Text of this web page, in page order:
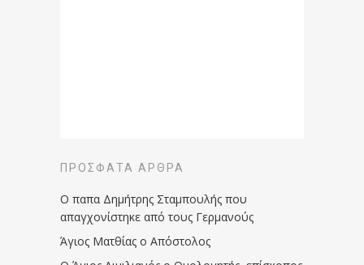
ΠΡΌΣΦΑΤΑ ΆΡΘΡΑ
Ο παπα Δημήτρης Σταμπουλής που
απαγχονίστηκε από τους Γερμανούς
Άγιος Ματθίας ο Απόστολος